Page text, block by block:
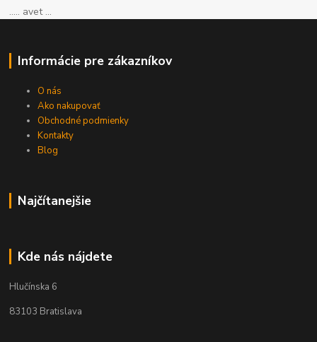
..... avet ...
Informácie pre zákazníkov
O nás
Ako nakupovať
Obchodné podmienky
Kontakty
Blog
Najčítanejšie
Kde nás nájdete
Hlučínska 6
83103 Bratislava